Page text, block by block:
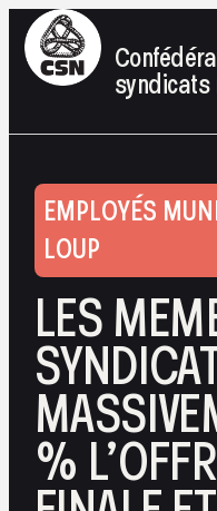
syndicats
EMPLOYÉS
LOUP
LES
%